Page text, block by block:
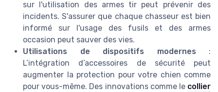
sur l'utilisation des armes tir peut prévenir des
incidents. S'assurer que chaque chasseur est bien
informé sur l'usage des fusils et des armes
occasion peut sauver des vies.
Utilisations de dispositifs modernes :
L’intégration d’accessoires de sécurité peut
augmenter la protection pour votre chien comme
pour vous-même. Des innovations comme le collier